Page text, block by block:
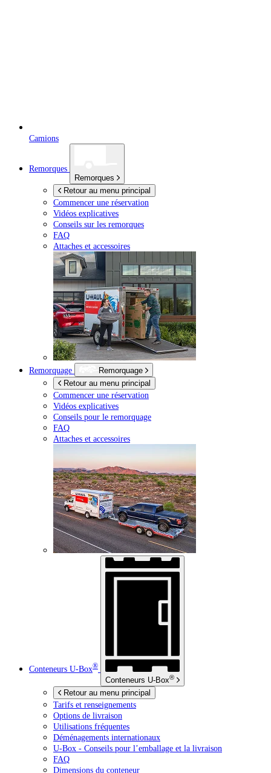
Camions
Remorques
Remorques
Retour au menu principal
Commencer une réservation
Vidéos explicatives
Conseils sur les remorques
FAQ
Attaches et accessoires
Remorquage
Remorquage
Retour au menu principal
Commencer une réservation
Vidéos explicatives
Conseils pour le remorquage
FAQ
Attaches et accessoires
Conteneurs U-Box®
Conteneurs U-Box®
Retour au menu principal
Tarifs et renseignements
Options de livraison
Utilisations fréquentes
Déménagements internationaux
U-Box - Conseils pour l’emballage et la livraison
FAQ
Dimensions du conteneur